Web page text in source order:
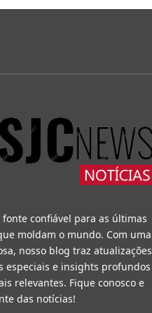
fonte confiável para as últimas
moldam o mundo. Com uma
nosso blog traz atualizações
especiais e insights profundos
relevantes. Fique conosco e
das notícias!